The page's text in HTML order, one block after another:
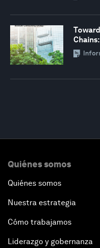
Quiénes somos
Quiénes somos
Nuestra estrategia
Cómo trabajamos
Liderazgo y gobernanza